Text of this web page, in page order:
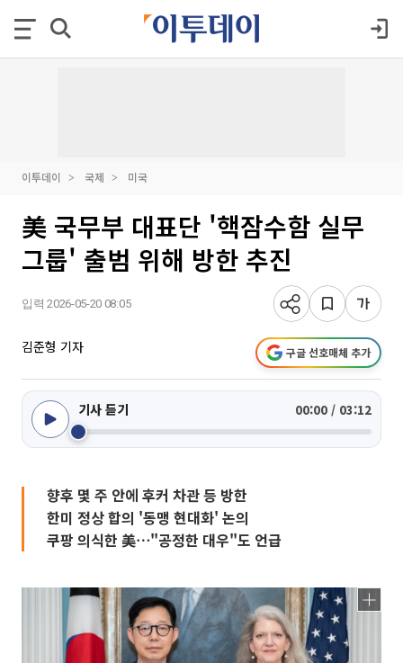
이투데이 국제 미국
美 국무부 대표단 '핵잠수함 실무
그룹' 출범 위해 방한 추진
입력 2026-05-20 08:05
김준형 기자 구글 선호매체 추가
기사 듣기 00:00 / 03:12
향후 몇 주 안에 후커 차관 등 방한
한미 정상 합의 '동맹 현대화' 논의
쿠팡 의식한 美⋯"공정한 대우"도 언급